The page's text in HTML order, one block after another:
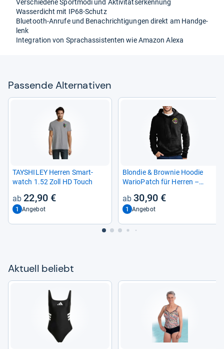
Ver­schie­dene Sport­modi und Akti­vi­täts­er­ken­nung
Was­ser­dicht mit IP68-​Schutz
Blue­tooth-​Anrufe und Benach­rich­ti­gun­gen direkt am Hand­ge­
lenk
Inte­gra­tion von Sprachas­sis­ten­ten wie Ama­zon Alexa
Pas­sende Alter­na­ti­ven
TAYS­HI­LEY Her­ren Smart­
watch 1.52 Zoll HD Touch
22,90 €
1 Angebot
Blon­die & Brow­nie Hoo­die
Wario­Patch für Her­ren –
30,90 €
1 Angebot
Aktu­ell beliebt